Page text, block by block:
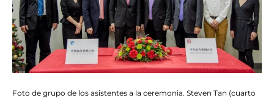
Foto de grupo de los asistentes a la ceremonia. Steven Tan (cuarto